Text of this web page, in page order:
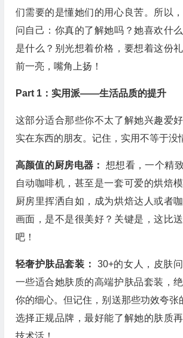
们需要的是懂她们的用心良苦。所以
问自己：你真的了解她吗？她喜欢什
是什么？别光想着价格，要想着这份
前一亮，嘴角上扬！
Part 1：实用派——生活品质的提升
这部分适合那些你不太了解她兴趣爱
实在东西的朋友。记住，实用不等于没
高颜值的厨房电器：想想看，一个精
自动咖啡机，甚至是一套可爱的烘焙
厨房里挥洒自如，成为烘焙达人或者
画面，是不是很美好？关键是，这比
吧！
轻奢护肤品套装： 30+的女人，皮肤
一些适合她肤质的高端护肤品套装，
你的细心。但记住，别送那些功效夸张
选择正规品牌，最好能了解她的肤质
技术活！